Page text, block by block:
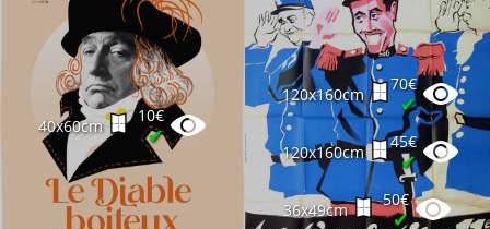
40x60cm
10€
✔
120x160cm
70€
✔
120x160cm
45€
✔
36x49cm
50€
✔